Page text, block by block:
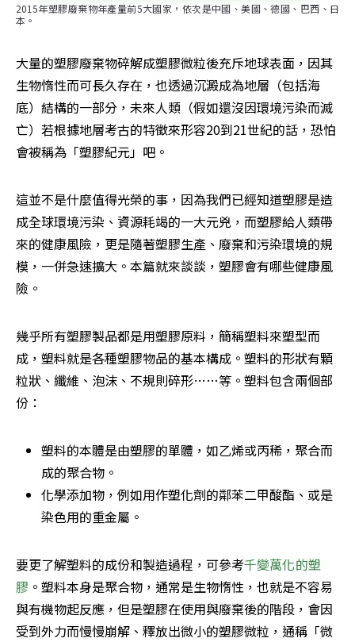
2015年塑膠廢棄物年產量前5大國家，依次是中國、美國、德國、巴西、日
本。
大量的塑膠廢棄物碎解成塑膠微粒後充斥地球表面，因其
生物惰性而可長久存在，也透過沉澱成為地層（包括海
底）結構的一部分，未來人類（假如還沒因環境污染而滅
亡）若根據地層考古的特徵來形容20到21世紀的話，恐怕
會被稱為「塑膠紀元」吧。
這並不是什麼值得光榮的事，因為我們已經知道塑膠是造
成全球環境污染、資源耗竭的一大元兇，而塑膠給人類帶
來的健康風險，更是隨著塑膠生產、廢棄和污染環境的規
模，一併急速擴大。本篇就來談談，塑膠會有哪些健康風
險。
幾乎所有塑膠製品都是用塑膠原料，簡稱塑料來塑型而
成，塑料就是各種塑膠物品的基本構成。塑料的形狀有顆
粒狀、纖維、泡沫、不規則碎形……等。塑料包含兩個部
份：
塑料的本體是由塑膠的單體，如乙烯或丙稀，聚合而
成的聚合物。
化學添加物，例如用作塑化劑的鄰苯二甲酸酯、或是
染色用的重金屬。
要更了解塑料的成份和製造過程，可參考千變萬化的塑
膠 。塑料本身是聚合物，通常是生物惰性，也就是不容易
與有機物起反應，但是塑膠在使用與廢棄後的階段，會因
受到外力而慢慢崩解、釋放出微小的塑膠微粒，通稱「微